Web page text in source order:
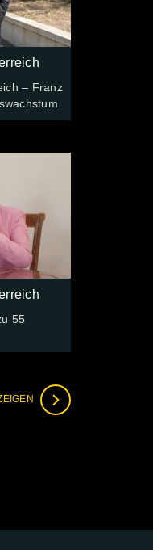
– Franz
55